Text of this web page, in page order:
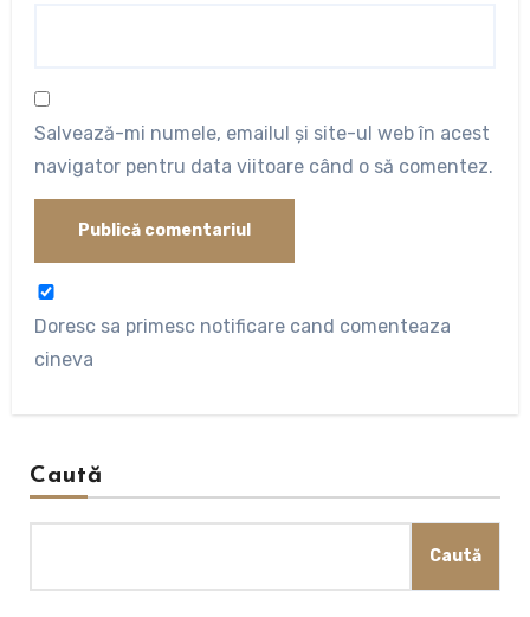
Salvează-mi numele, emailul și site-ul web în acest
navigator pentru data viitoare când o să comentez.
Doresc sa primesc notificare cand comenteaza
cineva
Caută
Caută